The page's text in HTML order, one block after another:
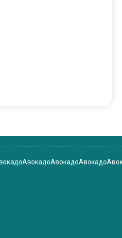
АвокадоАвокадоАвокадо